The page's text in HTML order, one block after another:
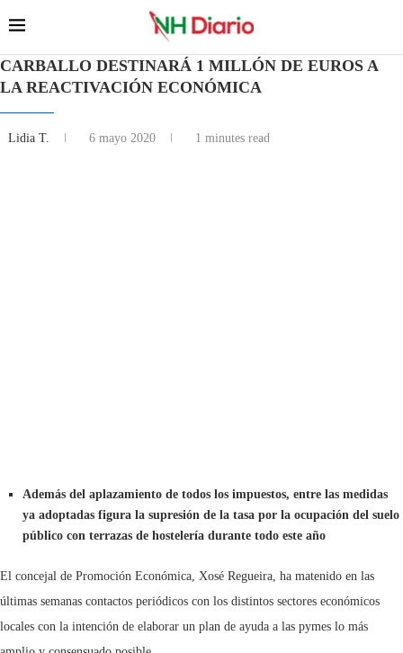
CARBALLO DESTINARÁ 1 MILLÓN DE EUROS A
LA REACTIVACIÓN ECONÓMICA
Lidia T. 6 mayo 2020 1 minutes read
Además del aplazamiento de todos los impuestos, entre las medidas
ya adoptadas figura la supresión de la tasa por la ocupación del suelo
público con terrazas de hostelería durante todo este año
El concejal de Promoción Económica, Xosé Regueira, ha matenido en las
últimas semanas contactos periódicos con los distintos sectores económicos
locales con la intención de elaborar un plan de ayuda a las pymes lo más